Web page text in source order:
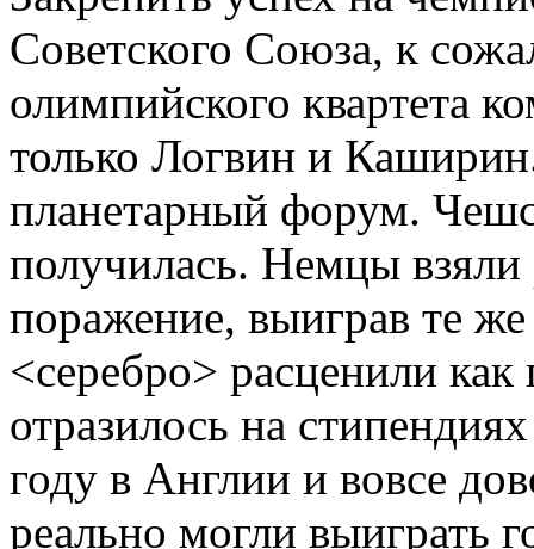
Советского Союза, к
олимпийского квартета
только Логвин и
планетарный форум.
получилась. Немцы
поражение, выиграв те
<серебро> расценили как
отразилось на
году в Англии и вовсе
реально могли выиграть